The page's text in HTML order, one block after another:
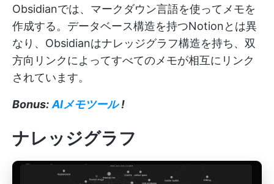
Obsidianでは、マークダウン言語を使ってメモを
作成する。データベース構造を持つNotionとは異
なり、Obsidianはナレッジグラフ構造を持ち、双
方向リンクによってすべてのメモが相互にリンク
されています。
Bonus: AIメモツール !
ナレッジグラフ